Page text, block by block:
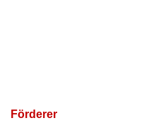
Förderer